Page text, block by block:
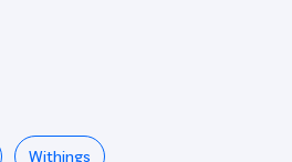
Withings